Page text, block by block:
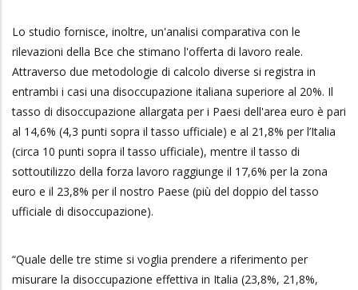
Lo studio fornisce, inoltre, un'analisi comparativa con le
rilevazioni della Bce che stimano l'offerta di lavoro reale.
Attraverso due metodologie di calcolo diverse si registra in
entrambi i casi una disoccupazione italiana superiore al 20%. Il
tasso di disoccupazione allargata per i Paesi dell'area euro è pari
al 14,6% (4,3 punti sopra il tasso ufficiale) e al 21,8% per l’Italia
(circa 10 punti sopra il tasso ufficiale), mentre il tasso di
sottoutilizzo della forza lavoro raggiunge il 17,6% per la zona
euro e il 23,8% per il nostro Paese (più del doppio del tasso
ufficiale di disoccupazione).
“Quale delle tre stime si voglia prendere a riferimento per
misurare la disoccupazione effettiva in Italia (23,8%, 21,8%,